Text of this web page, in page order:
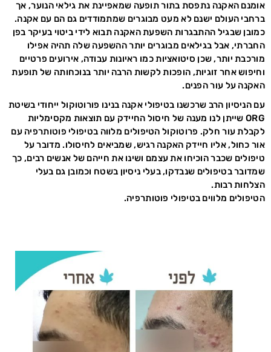
אומנם האקנה נתפסת בתור תופעה שמאפיינת את גילאי הנוער, אך
ברחבי העולם ישנם לא מעט מבוגרים שמתמודדים גם הם עם אקנה.
כמובן שבגיל ההתבגרות השפעת האקנה תבוא לידי ביטוי בעיקר בפן
החברתי, אבל בגילאים מבוגרים יותר ההשפעה שלה תהיה אפילו
מורכבת יותר, שכן סיטואציות כמו ראיונות עבודה, אירועים פרטיים
וחיפוש אחר זוגיות, הופכות לקשות הרבה יותר בנוכחותה של תופעת
האקנה על עור הפנים.
עם הניסיון הרב שרכשנו בטיפולי אקנה בנינו פורוטוקול ייחודי בשיטת
ORG שייתן לנו מענה של חיסול החיידק עם תוצאות מקסימליות
לקבלת עור חלק. פרוטוקול הטיפולים מלווה בטיפולי פוטותרפיה עם
אור כחול, אליו חיידק האקנה רגיש, שמביאים לחיסולו. מדובר על
טיפולים שכבר הוכיחו את עצמם ושינו את חייהם של אנשים רבים, כך
שמדובר בטיפולים שנבדקו, בעלי ניסיון בשטח וכמובן גם בעלי
הצלחות רבות.
הטיפולים מלווים בטיפולי פוטותרפיה.